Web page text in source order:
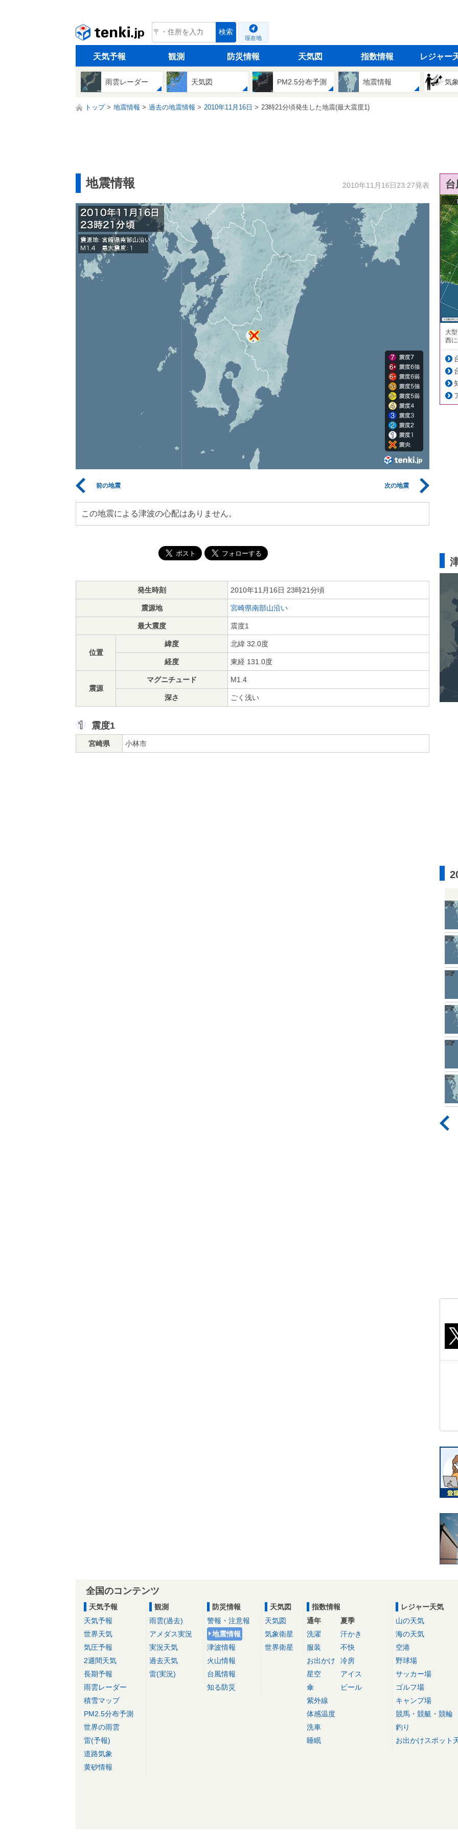
tenki.jp 検索
現在地
天気予報 観測 防災情報 天気図 指数情報 レジャー
雨雲レーダー 天気図 PM2.5分布予測 地震情報 気
トップ 地震情報 過去の地震情報 2010年11月16日 23時21分頃発生した地震(最大震度1)
地震情報 2010年11月16日23:27発表
前の地震 次の地震
この地震による津波の心配はありません。
発生時刻 2010年11月16日 23時21分頃
震源地 宮崎県南部山沿い
最大震度 震度1
位置
緯度 北緯 32.0度
経度 東経 131.0度
震源
マグニチュード M1.4
深さ ごく浅い
震度1
宮崎県 小林市
大
西
全国のコンテンツ
天気予報
天気予報
世界天気
気圧予報
2週間天気
長期予報
雨雲レーダー
積雪マップ
PM2.5分布予測
世界の雨雲
雷(予報)
道路気象
黄砂情報
観測
雨雲(過去)
アメダス実況
実況天気
過去天気
雷(実況)
防災情報
警報・注意報
地震情報
津波情報
火山情報
台風情報
知る防災
天気図
天気図
気象衛星
世界衛星
指数情報
通年
洗濯
服装
お出かけ
星空
傘
紫外線
体感温度
洗車
睡眠
夏季
汗かき
不快
冷房
アイス
ビール
レジャー天気
山の天気
海の天気
空港
野球場
サッカー場
ゴルフ場
キャンプ場
競馬・競艇・競輪
釣り
お出かけスポット